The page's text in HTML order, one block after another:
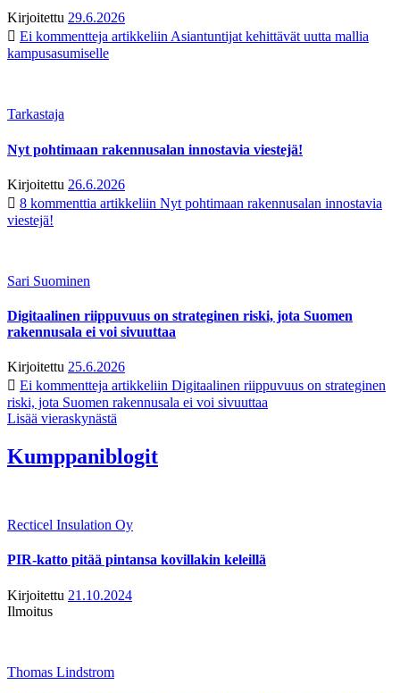
Kirjoitettu 29.6.2026
Ei kommentteja artikkeliin Asiantuntijat kehittävät uutta mallia
kampusasumiselle
Tarkastaja
Nyt pohtimaan rakennusalan innostavia viestejä!
Kirjoitettu 26.6.2026
8 kommenttia artikkeliin Nyt pohtimaan rakennusalan innostavia
viestejä!
Sari Suominen
Digitaalinen riippuvuus on strateginen riski, jota Suomen
rakennusala ei voi sivuuttaa
Kirjoitettu 25.6.2026
Ei kommentteja artikkeliin Digitaalinen riippuvuus on strateginen
riski, jota Suomen rakennusala ei voi sivuuttaa
Lisää vieraskynästä
Kumppaniblogit
Recticel Insulation Oy
PIR-katto pitää pintansa kovillakin keleillä
Kirjoitettu 21.10.2024
Ilmoitus
Thomas Lindstrom